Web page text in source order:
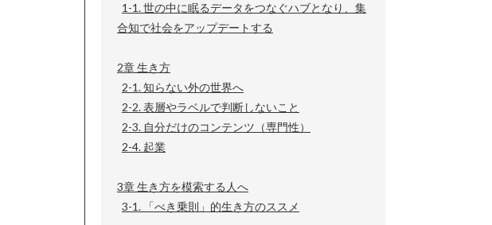
1-1. 世の中に眠るデータをつなぐハブとなり、集
合知で社会をアップデートする
2章 生き方
2-1. 知らない外の世界へ
2-2. 表層やラベルで判断しないこと
2-3. 自分だけのコンテンツ（専門性）
2-4. 起業
3章 生き方を模索する人へ
3-1. 「べき乗則」的生き方のススメ